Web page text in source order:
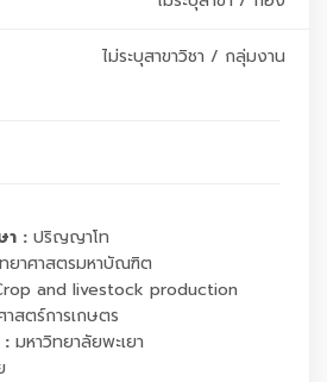
ไม่ระบุสาขาวิชา / กลุ่มงาน
า : ปริญญาโท
ยาศาสตรมหาบัณฑิต
and livestock production
าสตร์การเกษตร
: มหาวิทยาลัยพะเยา